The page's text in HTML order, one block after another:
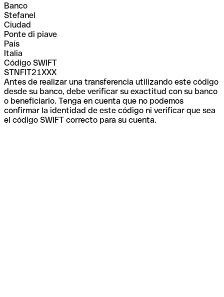
Banco
Stefanel
Ciudad
Ponte di piave
País
Italia
Código SWIFT
STNFIT21XXX
Antes de realizar una transferencia utilizando este código
desde su banco, debe verificar su exactitud con su banco
o beneficiario. Tenga en cuenta que no podemos
confirmar la identidad de este código ni verificar que sea
el código SWIFT correcto para su cuenta.